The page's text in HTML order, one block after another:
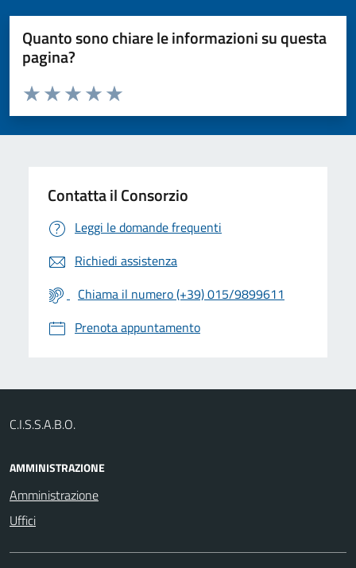
Quanto sono chiare le informazioni su questa
pagina?
Valuta da 1 a 5 stelle la pagina
Valuta 5 stelle su 5
Valuta 4 stelle su 5
Valuta 3 stelle su 5
Valuta 2 stelle su 5
Valuta 1 stelle su 5
Contatta il Consorzio
Leggi le domande frequenti
Richiedi assistenza
Chiama il numero (+39) 015/9899611
Prenota appuntamento
C.I.S.S.A.B.O.
AMMINISTRAZIONE
Amministrazione
Uffici